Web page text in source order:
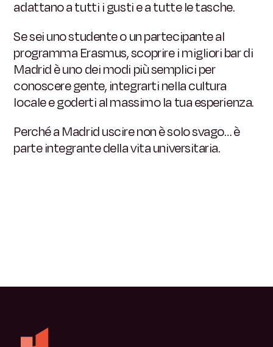
adattano a tutti i gusti e a tutte le tasche.
Se sei uno studente o un partecipante al
programma Erasmus, scoprire i migliori bar di
Madrid è uno dei modi più semplici per
conoscere gente, integrarti nella cultura
locale e goderti al massimo la tua esperienza.
Perché a Madrid uscire non è solo svago… è
parte integrante della vita universitaria.